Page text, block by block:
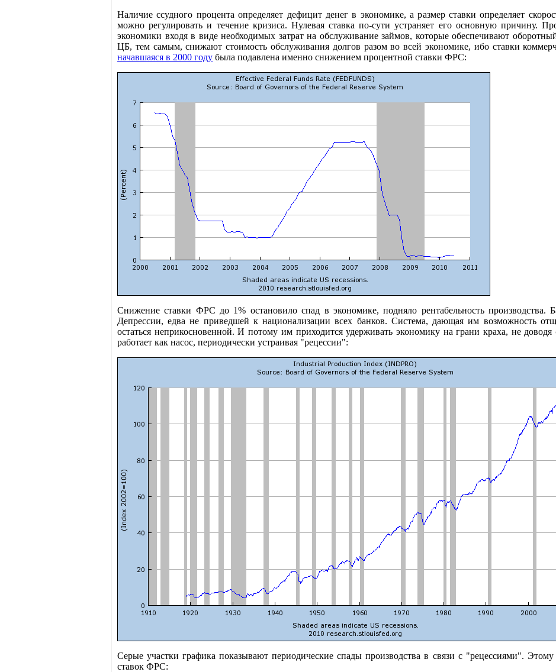
Наличие ссудного процента определяет дефицит денег в экономике, а размер ставки определяет
можно регулировать и течение кризиса. Нулевая ставка по-сути устраняет его основную причину.
экономики входя в виде необходимых затрат на обслуживание займов, которые обеспечивают
ЦБ, тем самым, снижают стоимость обслуживания долгов разом во всей экономике, ибо ставки
начавшаяся в 2000 году была подавлена именно снижением процентной ставки ФРС:
Снижение ставки ФРС до 1% остановило спад в экономике, подняло рентабельность
Депрессии, едва не приведшей к национализации всех банков. Система, дающая им возможность
остаться неприкосновенной. И потому им приходится удерживать экономику на грани краха, не
работает как насос, периодически устраивая "рецессии":
Серые участки графика показывают периодические спады производства в связи с "рецессиями". Этому
ставок ФРС: